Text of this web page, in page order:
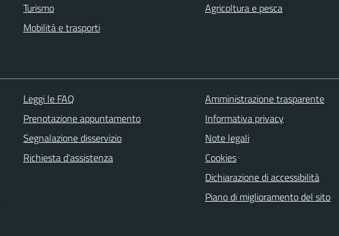
Turismo
Mobilità e trasporti
Agricoltura e pesca
Leggi le FAQ
Prenotazione appuntamento
Segnalazione disservizio
Richiesta d'assistenza
Amministrazione trasparente
Informativa privacy
Note legali
Cookies
Dichiarazione di accessibilità
Piano di miglioramento del sito